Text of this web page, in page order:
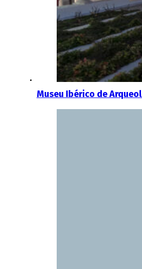
Museu Ibérico de